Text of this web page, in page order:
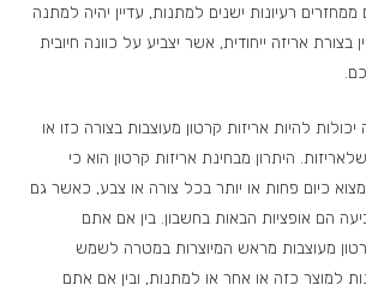
רעיונות ישנים למתנות, עדיין יהיה למתנה
אריזה ייחודית, אשר יצביע על כוונה חיובית
להיות אריזות קרטון מעוצבות בצורה כזו או
היתרון מבחינת אריזות קרטון הוא כי
כיום פחות או יותר בכל צורה או צבע, כאשר גם
הם אופציות הבאות בחשבון. בין אם אתם
מעוצבות מראש המיוצרות במטרה לשמש
למוצר כזה או אחר או למתנות, ובין אם אתם